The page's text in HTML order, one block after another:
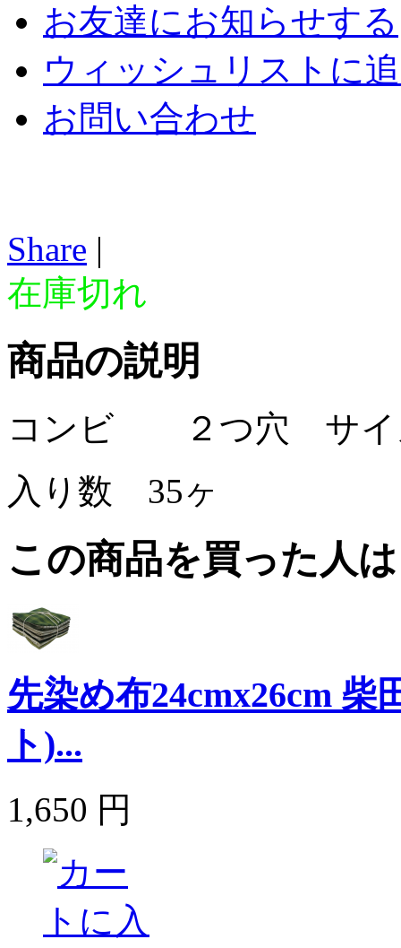
お友達にお知らせする
ウィッシュリストに
お問い合わせ
Share |
在庫切れ
商品の説明
コンビ ２つ穴 サイ
入り数 35ヶ
この商品を買った人
先染め布24cmx26cm
ト)...
1,650 円